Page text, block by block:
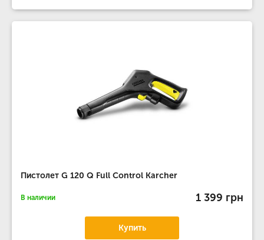
Пистолет G 120 Q Full Control Karcher
В наличии 1 399 грн
Купить